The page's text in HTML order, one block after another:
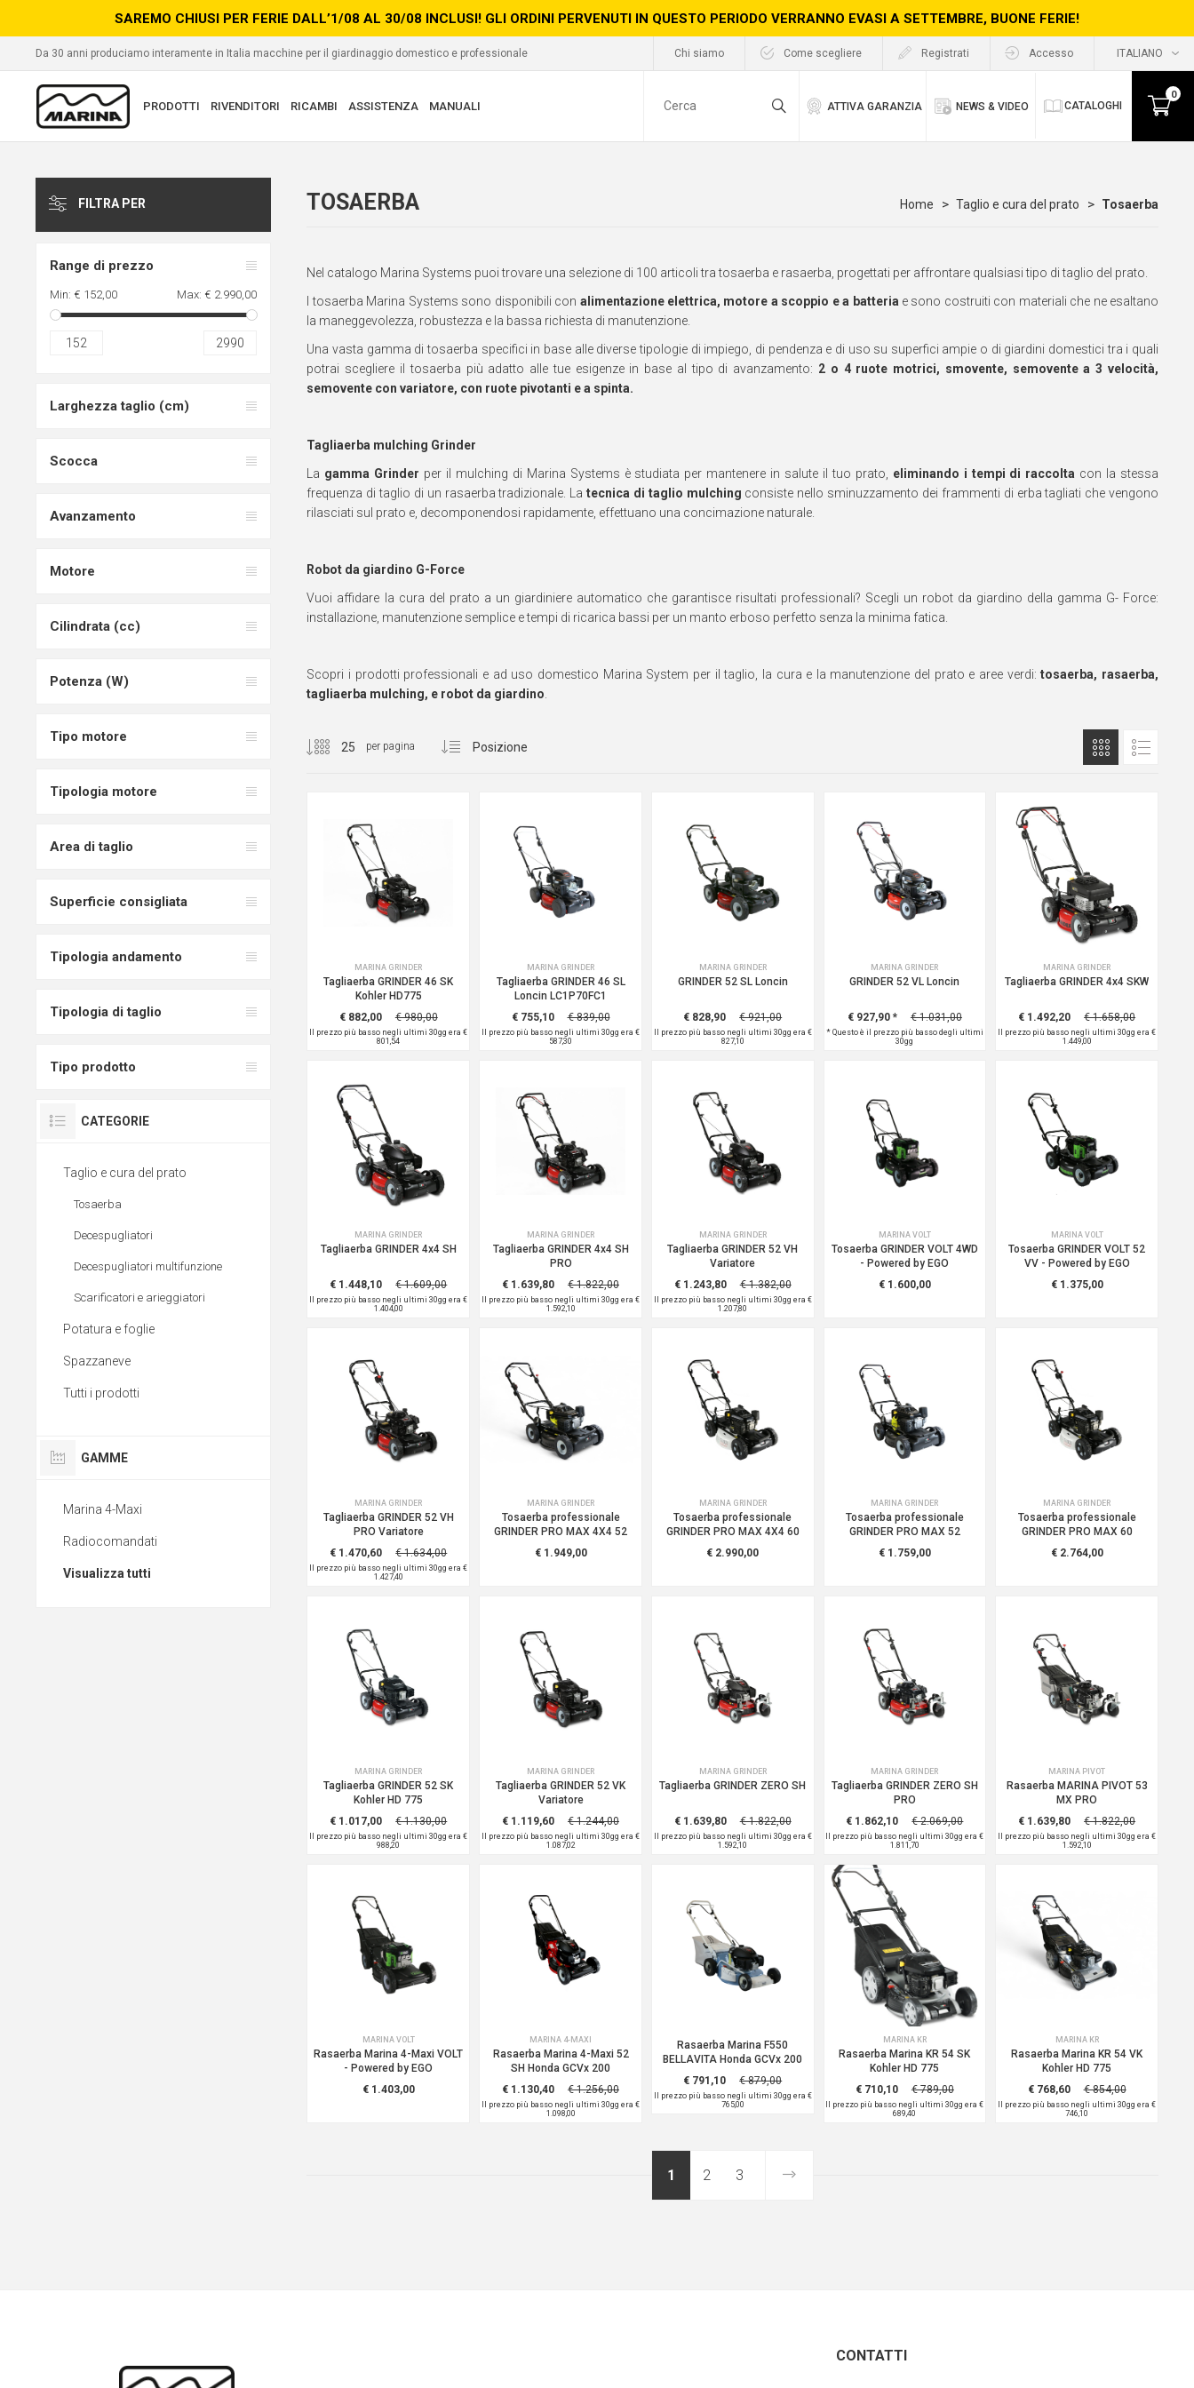
SAREMO CHIUSI PER FERIE DALL’1/08 AL 30/08 INCLUSI! GLI ORDINI PERVENUTI IN QUESTO PERIODO VERRANNO EVASI A SETTEMBRE, BUONE FERIE!
Da 30 anni produciamo interamente in Italia macchine per il giardinaggio domestico e professionale Chi siamo Come scegliere Registrati Accesso
PRODOTTI RIVENDITORI RICAMBI ASSISTENZA MANUALI ATTIVA GARANZIA NEWS & VIDEO CATALOGHI
0
Home Taglio e cura del prato Tosaerba
TOSAERBA
Nel catalogo Marina Systems puoi trovare una selezione di 100 articoli tra tosaerba e rasaerba, progettati per affrontare qualsiasi tipo di taglio del prato.
I tosaerba Marina Systems sono disponibili con alimentazione elettrica, motore a scoppio e a batteria e sono costruiti con materiali che ne esaltano
la maneggevolezza, robustezza e la bassa richiesta di manutenzione.
Una vasta gamma di tosaerba specifici in base alle diverse tipologie di impiego, di pendenza e di uso su superfici ampie o di giardini domestici tra i quali
potrai scegliere il tosaerba più adatto alle tue esigenze in base al tipo di avanzamento: 2 o 4 ruote motrici, smovente, semovente a 3 velocità,
semovente con variatore, con ruote pivotanti e a spinta.
Tagliaerba mulching Grinder
La gamma Grinder per il mulching di Marina Systems è studiata per mantenere in salute il tuo prato, eliminando i tempi di raccolta con la stessa
frequenza di taglio di un rasaerba tradizionale. Latecnica di taglio mulching consiste nello sminuzzamento dei frammenti di erba tagliati che vengono
rilasciati sul prato e, decomponendosi rapidamente, effettuano una concimazione naturale.
Robot da giardino G-Force
Vuoi affidare la cura del prato a un giardiniere automatico che garantisce risultati professionali? Scegli un robot da giardino della gamma G- Force:
installazione, manutenzione semplice e tempi di ricarica bassi per un manto erboso perfetto senza la minima fatica.
Scopri i prodotti professionali e ad uso domestico Marina System per il taglio, la cura e la manutenzione del prato e aree verdi:tosaerba, rasaerba,
tagliaerba mulching, e robot da giardino
per pagina
MARINA GRINDER
Tagliaerba GRINDER 46 SK
Kohler HD775
€ 882,00
Il prezzo più basso negli ultimi 30gg era€
801,54
€ 980,00
MARINA GRINDER
Tagliaerba GRINDER 46 SL
Loncin LC1P70FC1
€ 755,10
Il prezzo più basso negli ultimi 30gg era €
587,30
€ 839,00
MARINA GRINDER
GRINDER 52 SL Loncin
€ 828,90
Il prezzo più basso negli ultimi 30gg era €
827,10
€ 921,00
MARINA GRINDER
GRINDER 52 VL Loncin
€ 927,90 *
*Questo è il prezzo più basso degli ultimi
30gg
€ 1.031,00
MARINA GRINDER
Tagliaerba GRINDER 4x4 SKW
€ 1.492,20
Il prezzo più basso negli ultimi 30gg era€
1.449,00
€ 1.658,00
MARINA GRINDER
Tagliaerba GRINDER 4x4 SH
€ 1.448,10
Il prezzo più basso negli ultimi 30gg era€
1.404,00
€ 1.609,00
MARINA GRINDER
Tagliaerba GRINDER 4x4 SH
PRO
€ 1.639,80
Il prezzo più basso negli ultimi 30gg era €
1.592,10
€ 1.822,00
MARINA GRINDER
Tagliaerba GRINDER 52 VH
Variatore
€ 1.243,80
Il prezzo più basso negli ultimi 30gg era €
1.207,80
€ 1.382,00
MARINA VOLT
Tosaerba GRINDER VOLT 4WD
- Powered by EGO
€ 1.600,00
MARINA VOLT
Tosaerba GRINDER VOLT 52
VV - Powered by EGO
€ 1.375,00
MARINA GRINDER
Tagliaerba GRINDER 52 VH
PRO Variatore
€ 1.470,60
Il prezzo più basso negli ultimi 30gg era€
1.427,40
€ 1.634,00
MARINA GRINDER
Tosaerba professionale
GRINDER PRO MAX 4X4 52
€ 1.949,00
MARINA GRINDER
Tosaerba professionale
GRINDER PRO MAX 4X4 60
€ 2.990,00
MARINA GRINDER
Tosaerba professionale
GRINDER PRO MAX 52
€ 1.759,00
MARINA GRINDER
Tosaerba professionale
GRINDER PRO MAX 60
€ 2.764,00
MARINA GRINDER
Tagliaerba GRINDER 52 SK
Kohler HD 775
€ 1.017,00
Il prezzo più basso negli ultimi 30gg era€
988,20
€ 1.130,00
MARINA GRINDER
Tagliaerba GRINDER 52 VK
Variatore
€ 1.119,60
Il prezzo più basso negli ultimi 30gg era €
1.087,02
€ 1.244,00
MARINA GRINDER
Tagliaerba GRINDER ZERO SH
€ 1.639,80
Il prezzo più basso negli ultimi 30gg era €
1.592,10
€ 1.822,00
MARINA GRINDER
Tagliaerba GRINDER ZERO SH
PRO
€ 1.862,10
Il prezzo più basso negli ultimi 30gg era€
1.811,70
€ 2.069,00
MARINA PIVOT
Rasaerba MARINA PIVOT 53
MX PRO
€ 1.639,80
Il prezzo più basso negli ultimi 30gg era€
1.592,10
€ 1.822,00
MARINA VOLT
Rasaerba Marina 4-Maxi VOLT
- Powered by EGO
€ 1.403,00
MARINA 4-MAXI
Rasaerba Marina 4-Maxi 52
SH Honda GCVx 200
€ 1.130,40
Il prezzo più basso negli ultimi 30gg era €
1.098,00
€ 1.256,00
Rasaerba Marina F550
BELLAVITA Honda GCVx 200
€ 791,10
Il prezzo più basso negli ultimi 30gg era €
765,00
€ 879,00
MARINA KR
Rasaerba Marina KR 54 SK
Kohler HD 775
€ 710,10
Il prezzo più basso negli ultimi 30gg era€
689,40
€ 789,00
MARINA KR
Rasaerba Marina KR 54 VK
Kohler HD 775
€ 768,60
Il prezzo più basso negli ultimi 30gg era€
746,10
€ 854,00
1 2 3
FILTRA PER
Range di prezzo
Min: € 152,00 Max: € 2.990,00
152 2990
Larghezza taglio (cm)
Scocca
Avanzamento
Motore
Cilindrata (cc)
Potenza (W)
Tipo motore
Tipologia motore
Area di taglio
Superficie consigliata
Tipologia andamento
Tipologia di taglio
Tipo prodotto
CATEGORIE
Taglio e cura del prato
Tosaerba
Decespugliatori
Decespugliatori multifunzione
Scarificatori e arieggiatori
Potatura e foglie
Spazzaneve
Tutti i prodotti
GAMME
Marina 4-Maxi
Radiocomandati
Visualizza tutti
CONTATTI